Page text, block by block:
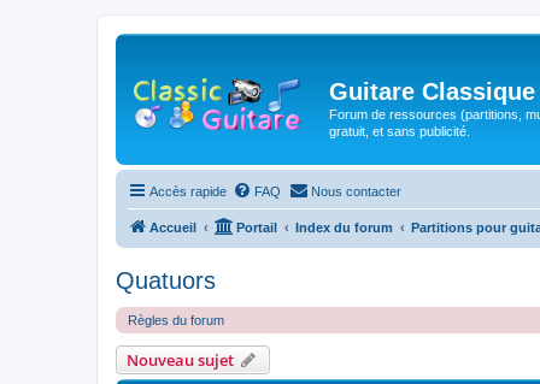
Guitare Classique
Forum de ressources (partitions,
gratuit, et sans publicité.
Accès rapide FAQ Nous contacter
Accueil Portail Index du forum Partitions pour
Quatuors
Règles du forum
Nouveau sujet